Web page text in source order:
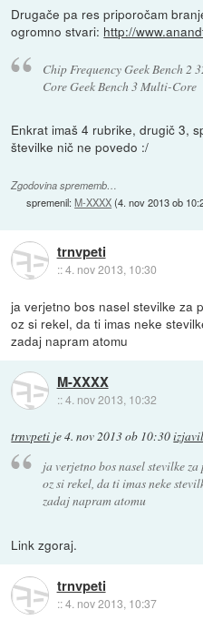
Drugače pa res priporočam
ogromno stvari: http://
Chip Frequency Geek Bench 2
Core Geek Bench 3 Multi-Core
Enkrat imaš 4 rubrike, drugič 3,
številke nič ne povedo :/
Zgodovina sprememb…
spremenil:M-XXXX(4. nov 2013 ob
trnvpeti
::4. nov 2013, 10:30
ja verjetno bos nasel stevilke za
oz si rekel, da ti imas neke
zadaj napram atomu
M-XXXX
::4. nov 2013, 10:32
trnvpeti je4. nov 2013 ob 10:30izjavil
ja verjetno bos nasel stevilke
oz si rekel, da ti imas neke
zadaj napram atomu
Link zgoraj.
trnvpeti
::4. nov 2013, 10:37